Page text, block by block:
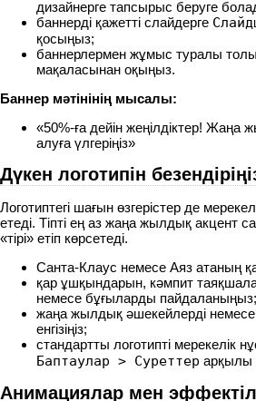
дизайнерге тапсырыс беруге
баннерді қажетті слайдерге
қосыңыз;
баннерлермен жұмыс туралы
мақаласынан оқыңыз.
Баннер мәтінінің мысалы:
«50%-ға дейін жеңілдіктер! Жаңа
алуға үлгеріңіз»
Дүкен логотипін
Логотиптегі шағын өзгерістер де
етеді. Тіпті ең аз жаңа жылдық акцент
«тірі» етіп көрсетеді.
Санта-Клаус немесе Аяз атаның
қар ұшқындарын, кәмпит
немесе бұғыларды пайдаланыңыз;
жаңа жылдық әшекейлерді
енгізіңіз;
стандартты логотипті мерекелік
Баптаулар > Суреттер арқылы
Анимациялар мен